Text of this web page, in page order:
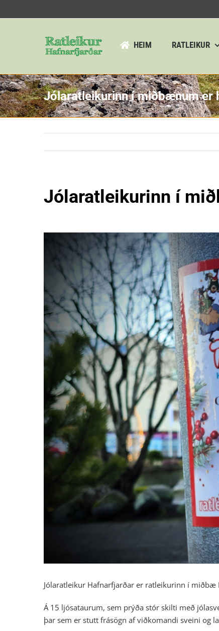
to
HEIM RATLEIKUR
Jólaratleikurinn í miðbænum er
Jólaratleikurinn í
Image
Jólaratleikur Hafnarfjarðar er ratleikurinn í
Á 15 ljósataurum, sem prýða stór skilti með
þar sem er stutt frásögn af viðkomandi sveini og